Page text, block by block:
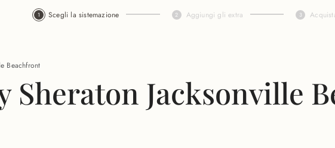
Scegli la sistemazione Aggiungi gli extra
Beachfront
Sheraton Jacksonville